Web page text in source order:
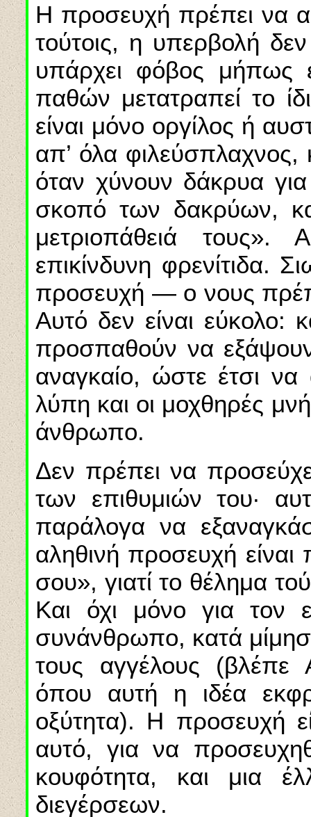
Η προσευχή πρέπει να
τούτοις, η υπερβολή
υπάρχει φόβος μήπως
παθών μετατραπεί το
είναι μόνο οργίλος ή
απ’ όλα φιλεύσπλαχνος,
όταν χύνουν δάκρυα για
σκοπό των δακρύων,
μετριοπάθειά τους».
επικίνδυνη φρενίτιδα.
προσευχή — ο νους
Αυτό δεν είναι εύκολο:
προσπαθούν να
αναγκαίο, ώστε έτσι
λύπη και οι μοχθηρές
άνθρωπο.
Δεν πρέπει να
των επιθυμιών του·
παράλογα να
αληθινή προσευχή
σου», γιατί το θέλημα
Και όχι μόνο για τον
συνάνθρωπο, κατά
τους αγγέλους
όπου αυτή η ιδέα
οξύτητα). Η προσευχή
αυτό, για να
κουφότητα, και μια
διεγέρσεων.